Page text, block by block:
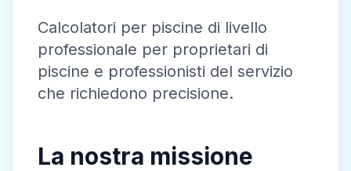
Calcolatori per piscine di livello
professionale per proprietari di
piscine e professionisti del servizio
che richiedono precisione.
La nostra missione